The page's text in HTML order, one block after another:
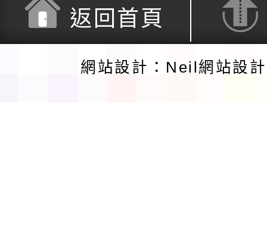
返回首頁
網站設計：Neil網站設